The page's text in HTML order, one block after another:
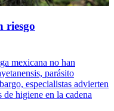
riesgo
mexicana no han
parásito
especialistas advierten
de higiene en la cadena